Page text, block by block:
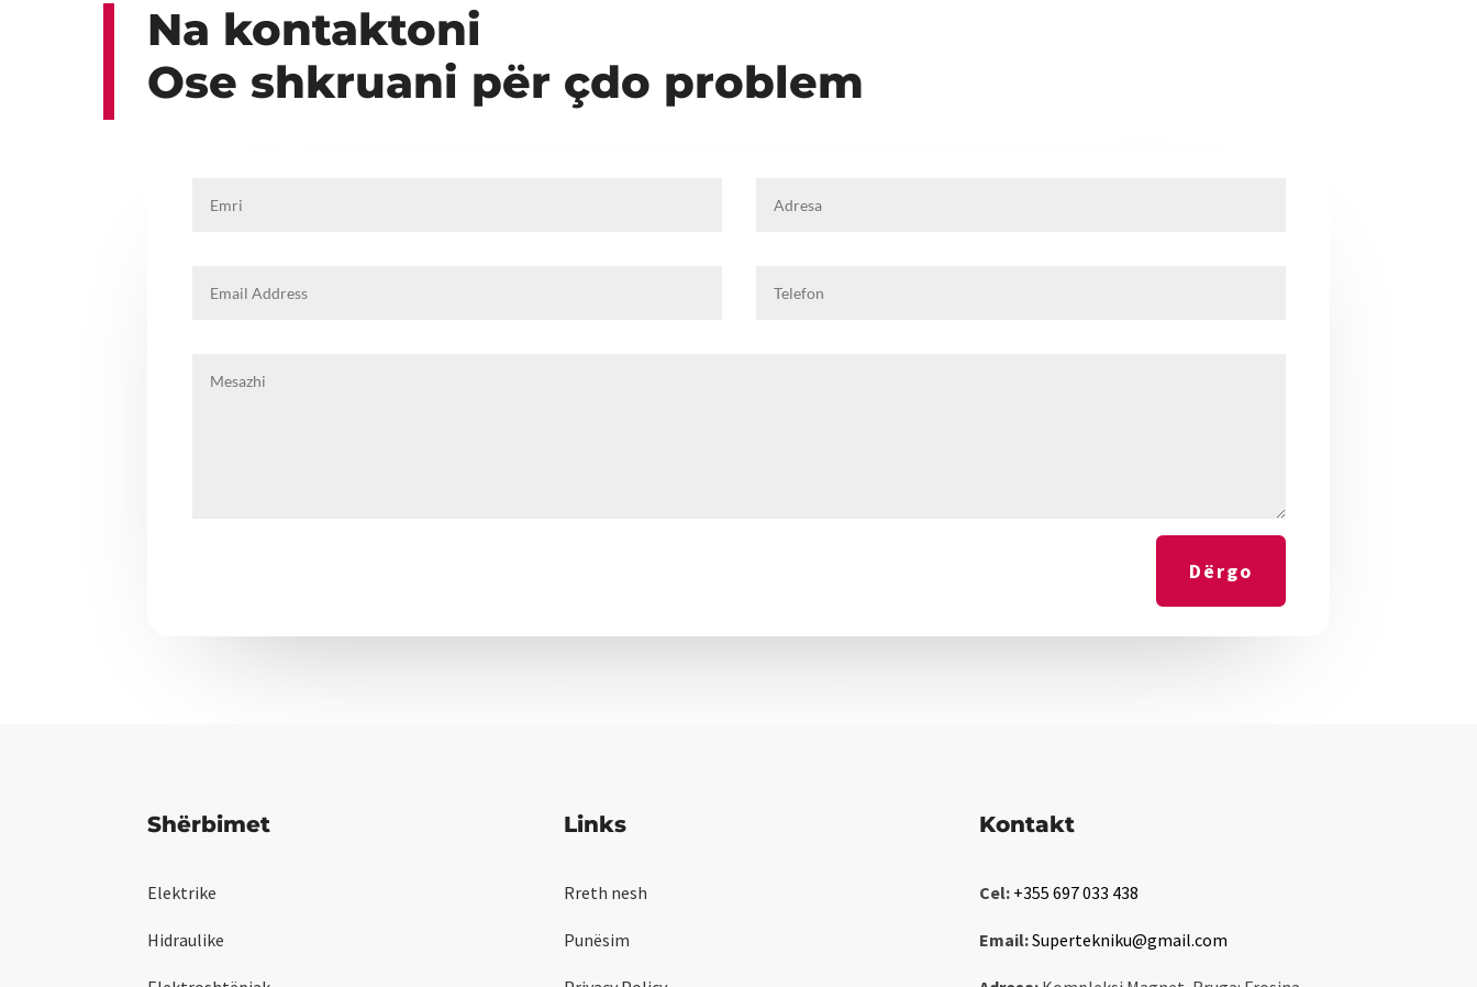
Na kontaktoni
Ose shkruani për çdo problem
Dërgo
Shërbimet
Elektrike
Hidraulike
Links
Rreth nesh
Punësim
Kontakt
Cel: +355 697 033 438
Email:Supertekniku@gmail.com